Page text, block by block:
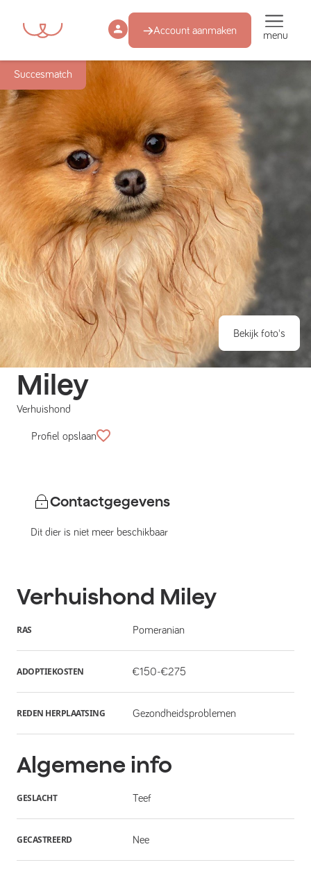
Account aanmaken menu
Succesmatch
Bekijk foto's
Miley
Verhuishond
Profiel opslaan
Contactgegevens
Dit dier is niet meer beschikbaar
Verhuishond Miley
RAS Pomeranian
ADOPTIEKOSTEN €150-€275
REDEN HERPLAATSING Gezondheidsproblemen
Algemene info
GESLACHT Teef
GECASTREERD Nee